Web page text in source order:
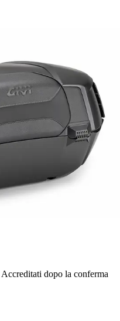
Accreditati dopo la conferma